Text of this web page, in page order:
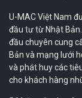
U-MAC Việt Nam
đầu tư từ Nhật
đầu chuyên cung
Bản và mạng lưới
và phát huy các
cho khách hàng